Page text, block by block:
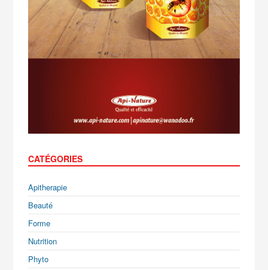
CATÉGORIES
Apitherapie
Beauté
Forme
Nutrition
Phyto